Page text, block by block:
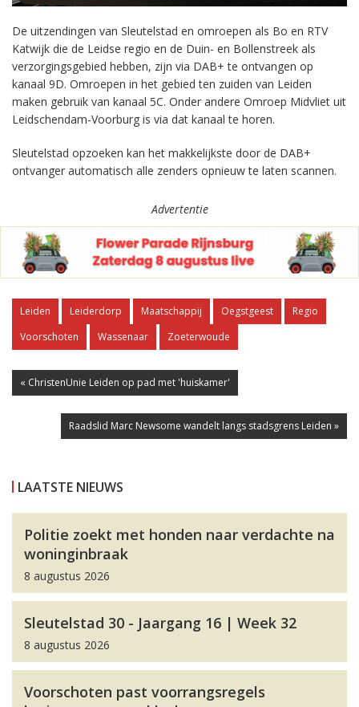
De uitzendingen van Sleutelstad en omroepen als Bo en RTV
Katwijk die de Leidse regio en de Duin- en Bollenstreek als
verzorgingsgebied hebben, zijn via DAB+ te ontvangen op
kanaal 9D. Omroepen in het gebied ten zuiden van Leiden
maken gebruik van kanaal 5C. Onder andere Omroep Midvliet uit
Leidschendam-Voorburg is via dat kanaal te horen.
Sleutelstad opzoeken kan het makkelijkste door de DAB+
ontvanger automatisch alle zenders opnieuw te laten scannen.
Advertentie
Leiden Leiderdorp Maatschappij Oegstgeest
Regio
Voorschoten
Wassenaar Zoeterwoude
« ChristenUnie Leiden op pad met 'huiskamer'
Raadslid Marc Newsome wandelt langs stadsgrens Leiden »
LAATSTE NIEUWS
Politie zoekt met honden naar verdachte na
woninginbraak
8 augustus 2026
Sleutelstad 30 - Jaargang 16 | Week 32
8 augustus 2026
Voorschoten past voorrangsregels